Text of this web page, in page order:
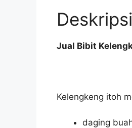
Deskripsi
Jual Bibit
Kelengkeng itoh
daging